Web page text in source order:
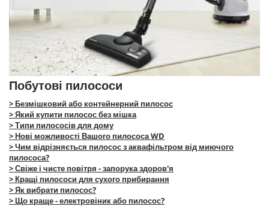
Побутові пилососи
> Безмішковий або контейнерний пилосос
> Який купити пилосос без мішка
> Типи пилососів для дому
> Нові можливості Вашого пилососа WD
> Чим відрізняється пилосос з аквафільтром від миючого
пилососа?
> Свіже і чисте повітря - запорука здоров'я
> Кращі пилососи для сухого прибирання
> Як вибрати пилосос?
> Що краще - електровіник або пилосос?